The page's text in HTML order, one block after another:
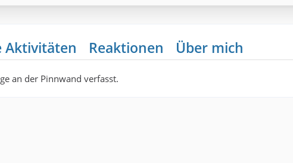
Aktivitäten Reaktionen Über mich
an der Pinnwand verfasst.